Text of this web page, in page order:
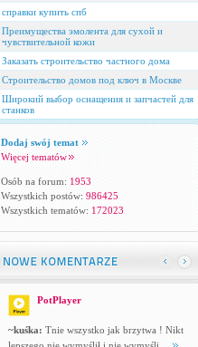
справки купить спб
Преимущества эмолента для сухой и
чувствительной кожи
Заказать строительство частного дома
Строительство домов под ключ в Москве
Широкий выбор оснащения и запчастей для
станков
Dodaj swój temat
Więcej tematów
Osób na forum: 1953
Wszystkich postów: 986425
Wszystkich tematów: 172023
PotPlayer
~kuśka: Tnie wszystko jak brzytwa ! Nikt